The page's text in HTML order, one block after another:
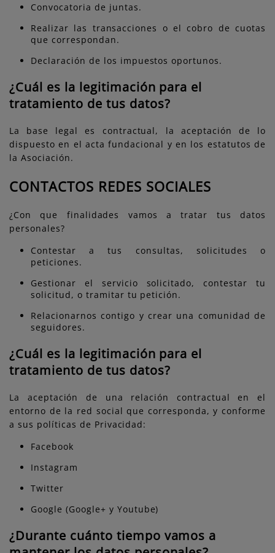
Convocatoria de juntas.
Realizar las transacciones o el cobro de cuotas
que correspondan.
Declaración de los impuestos oportunos.
¿Cuál es la legitimación para el
tratamiento de tus datos?
La base legal es contractual, la aceptación de lo
dispuesto en el acta fundacional y en los estatutos de
la Asociación.
CONTACTOS REDES SOCIALES
¿Con que finalidades vamos a tratar tus datos
personales?
Contestar a tus consultas, solicitudes o
peticiones.
Gestionar el servicio solicitado, contestar tu
solicitud, o tramitar tu petición.
Relacionarnos contigo y crear una comunidad de
seguidores.
¿Cuál es la legitimación para el
tratamiento de tus datos?
La aceptación de una relación contractual en el
entorno de la red social que corresponda, y conforme
a sus políticas de Privacidad:
Facebook
Instagram
Twitter
Google (Google+ y Youtube)
¿Durante cuánto tiempo vamos a